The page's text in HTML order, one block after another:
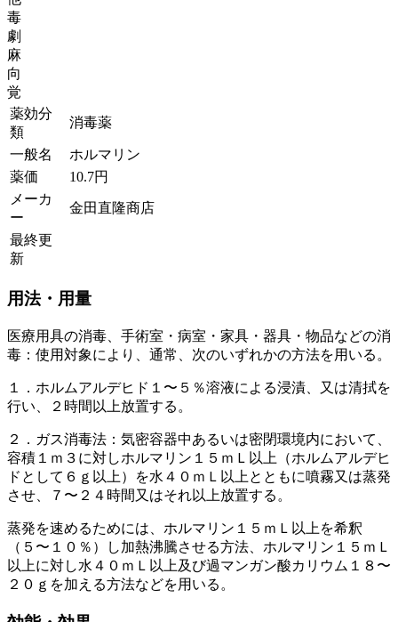
毒
劇
麻
向
覚
薬効分
類
消毒薬
一般名
ホルマリン
薬価
10.7円
メーカ
ー
金田直隆商店
最終更
新
用法・用量
医療用具の消毒、手術室・病室・家具・器具・物品などの消
毒：使用対象により、通常、次のいずれかの方法を用いる。
１．ホルムアルデヒド１〜５％溶液による浸漬、又は清拭を
行い、２時間以上放置する。
２．ガス消毒法：気密容器中あるいは密閉環境内において、
容積１ｍ３に対しホルマリン１５ｍＬ以上（ホルムアルデヒ
ドとして６ｇ以上）を水４０ｍＬ以上とともに噴霧又は蒸発
させ、７〜２４時間又はそれ以上放置する。
蒸発を速めるためには、ホルマリン１５ｍＬ以上を希釈
（５〜１０％）し加熱沸騰させる方法、ホルマリン１５ｍＬ
以上に対し水４０ｍＬ以上及び過マンガン酸カリウム１８〜
２０ｇを加える方法などを用いる。